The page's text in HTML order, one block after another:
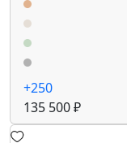
+250
135 500 ₽